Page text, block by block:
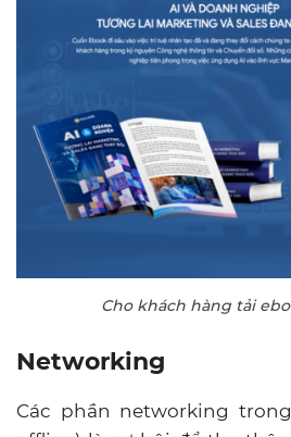
Cho khách hàng tải
Networking
Các phần networking